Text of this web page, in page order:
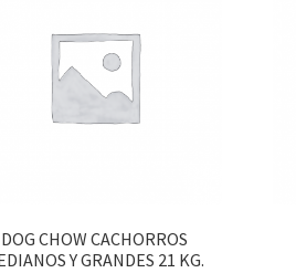
DOG CHOW CACHORROS
Y GRANDES 21 KG.